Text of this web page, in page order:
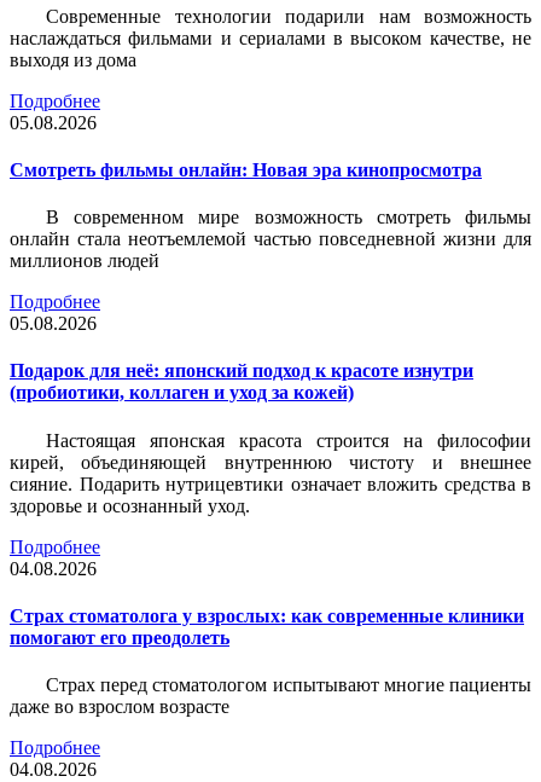
Современные технологии подарили нам возможность
наслаждаться фильмами и сериалами в высоком качестве, не
выходя из дома
Подробнее
05.08.2026
Смотреть фильмы онлайн: Новая эра кинопросмотра
В современном мире возможность смотреть фильмы
онлайн стала неотъемлемой частью повседневной жизни для
миллионов людей
Подробнее
05.08.2026
Подарок для неё: японский подход к красоте изнутри
(пробиотики, коллаген и уход за кожей)
Настоящая японская красота строится на философии
кирей, объединяющей внутреннюю чистоту и внешнее
сияние. Подарить нутрицевтики означает вложить средства в
здоровье и осознанный уход.
Подробнее
04.08.2026
Страх стоматолога у взрослых: как современные клиники
помогают его преодолеть
Страх перед стоматологом испытывают многие пациенты
даже во взрослом возрасте
Подробнее
04.08.2026